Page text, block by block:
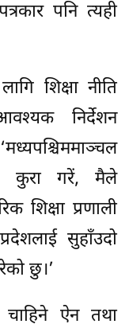
पनि त्यही
शिक्षा नीति
निर्देशन
कुरा गरें, मैले
शिक्षा प्रणाली
सुहाँउदो
छु।’
ऐन तथा